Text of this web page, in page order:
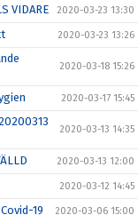
VIDARE 2020-03-23 13:30
2020-03-23 13:26
2020-03-18 15:26
2020-03-17 15:45
2020-03-13 14:35
2020-03-13 12:00
2020-03-12 14:45
19 2020-03-06 15:00